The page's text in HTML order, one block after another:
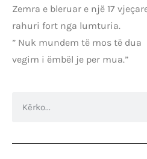
Zemra e bleruar e një 17
rahuri fort nga lumturia.
” Nuk mundem të mos të dua
vegim i ëmbël je per mua.”